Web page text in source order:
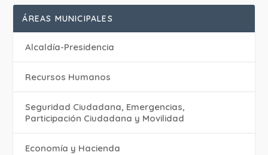
ÁREAS MUNICIPALES
Alcaldía-Presidencia
Recursos Humanos
Seguridad Ciudadana, Emergencias,
Participación Ciudadana y Movilidad
Economía y Hacienda